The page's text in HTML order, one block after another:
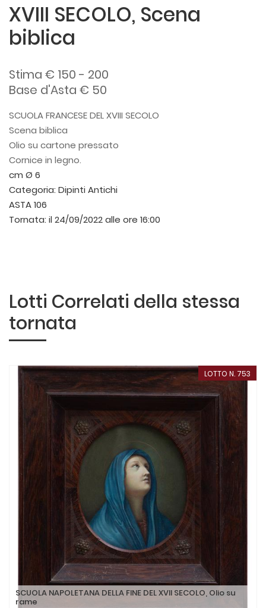
XVIII SECOLO, Scena
biblica
Stima € 150 - 200
Base d'Asta € 50
SCUOLA FRANCESE DEL XVIII SECOLO
Scena biblica
Olio su cartone pressato
Cornice in legno.
cm Ø 6
Categoria: Dipinti Antichi
ASTA 106
Tornata: il 24/09/2022 alle ore 16:00
Lotti Correlati della stessa
tornata
LOTTO N. 753
SCUOLA NAPOLETANA DELLA FINE DEL XVII SECOLO, Olio su
rame